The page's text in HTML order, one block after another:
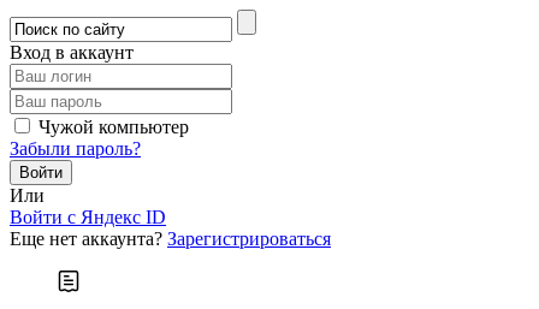
Вход в аккаунт
Чужой компьютер
Забыли пароль?
Или
Войти c Яндекс ID
Еще нет аккаунта? Зарегистрироваться